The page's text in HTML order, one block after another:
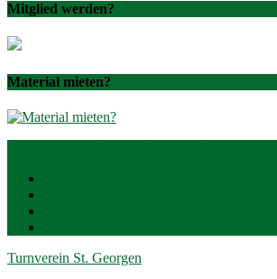
Mitglied werden?
Material mieten?
Turnverein St. Georgen